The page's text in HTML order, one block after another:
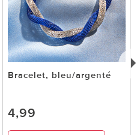
Bracelet, bleu/argenté
4,99